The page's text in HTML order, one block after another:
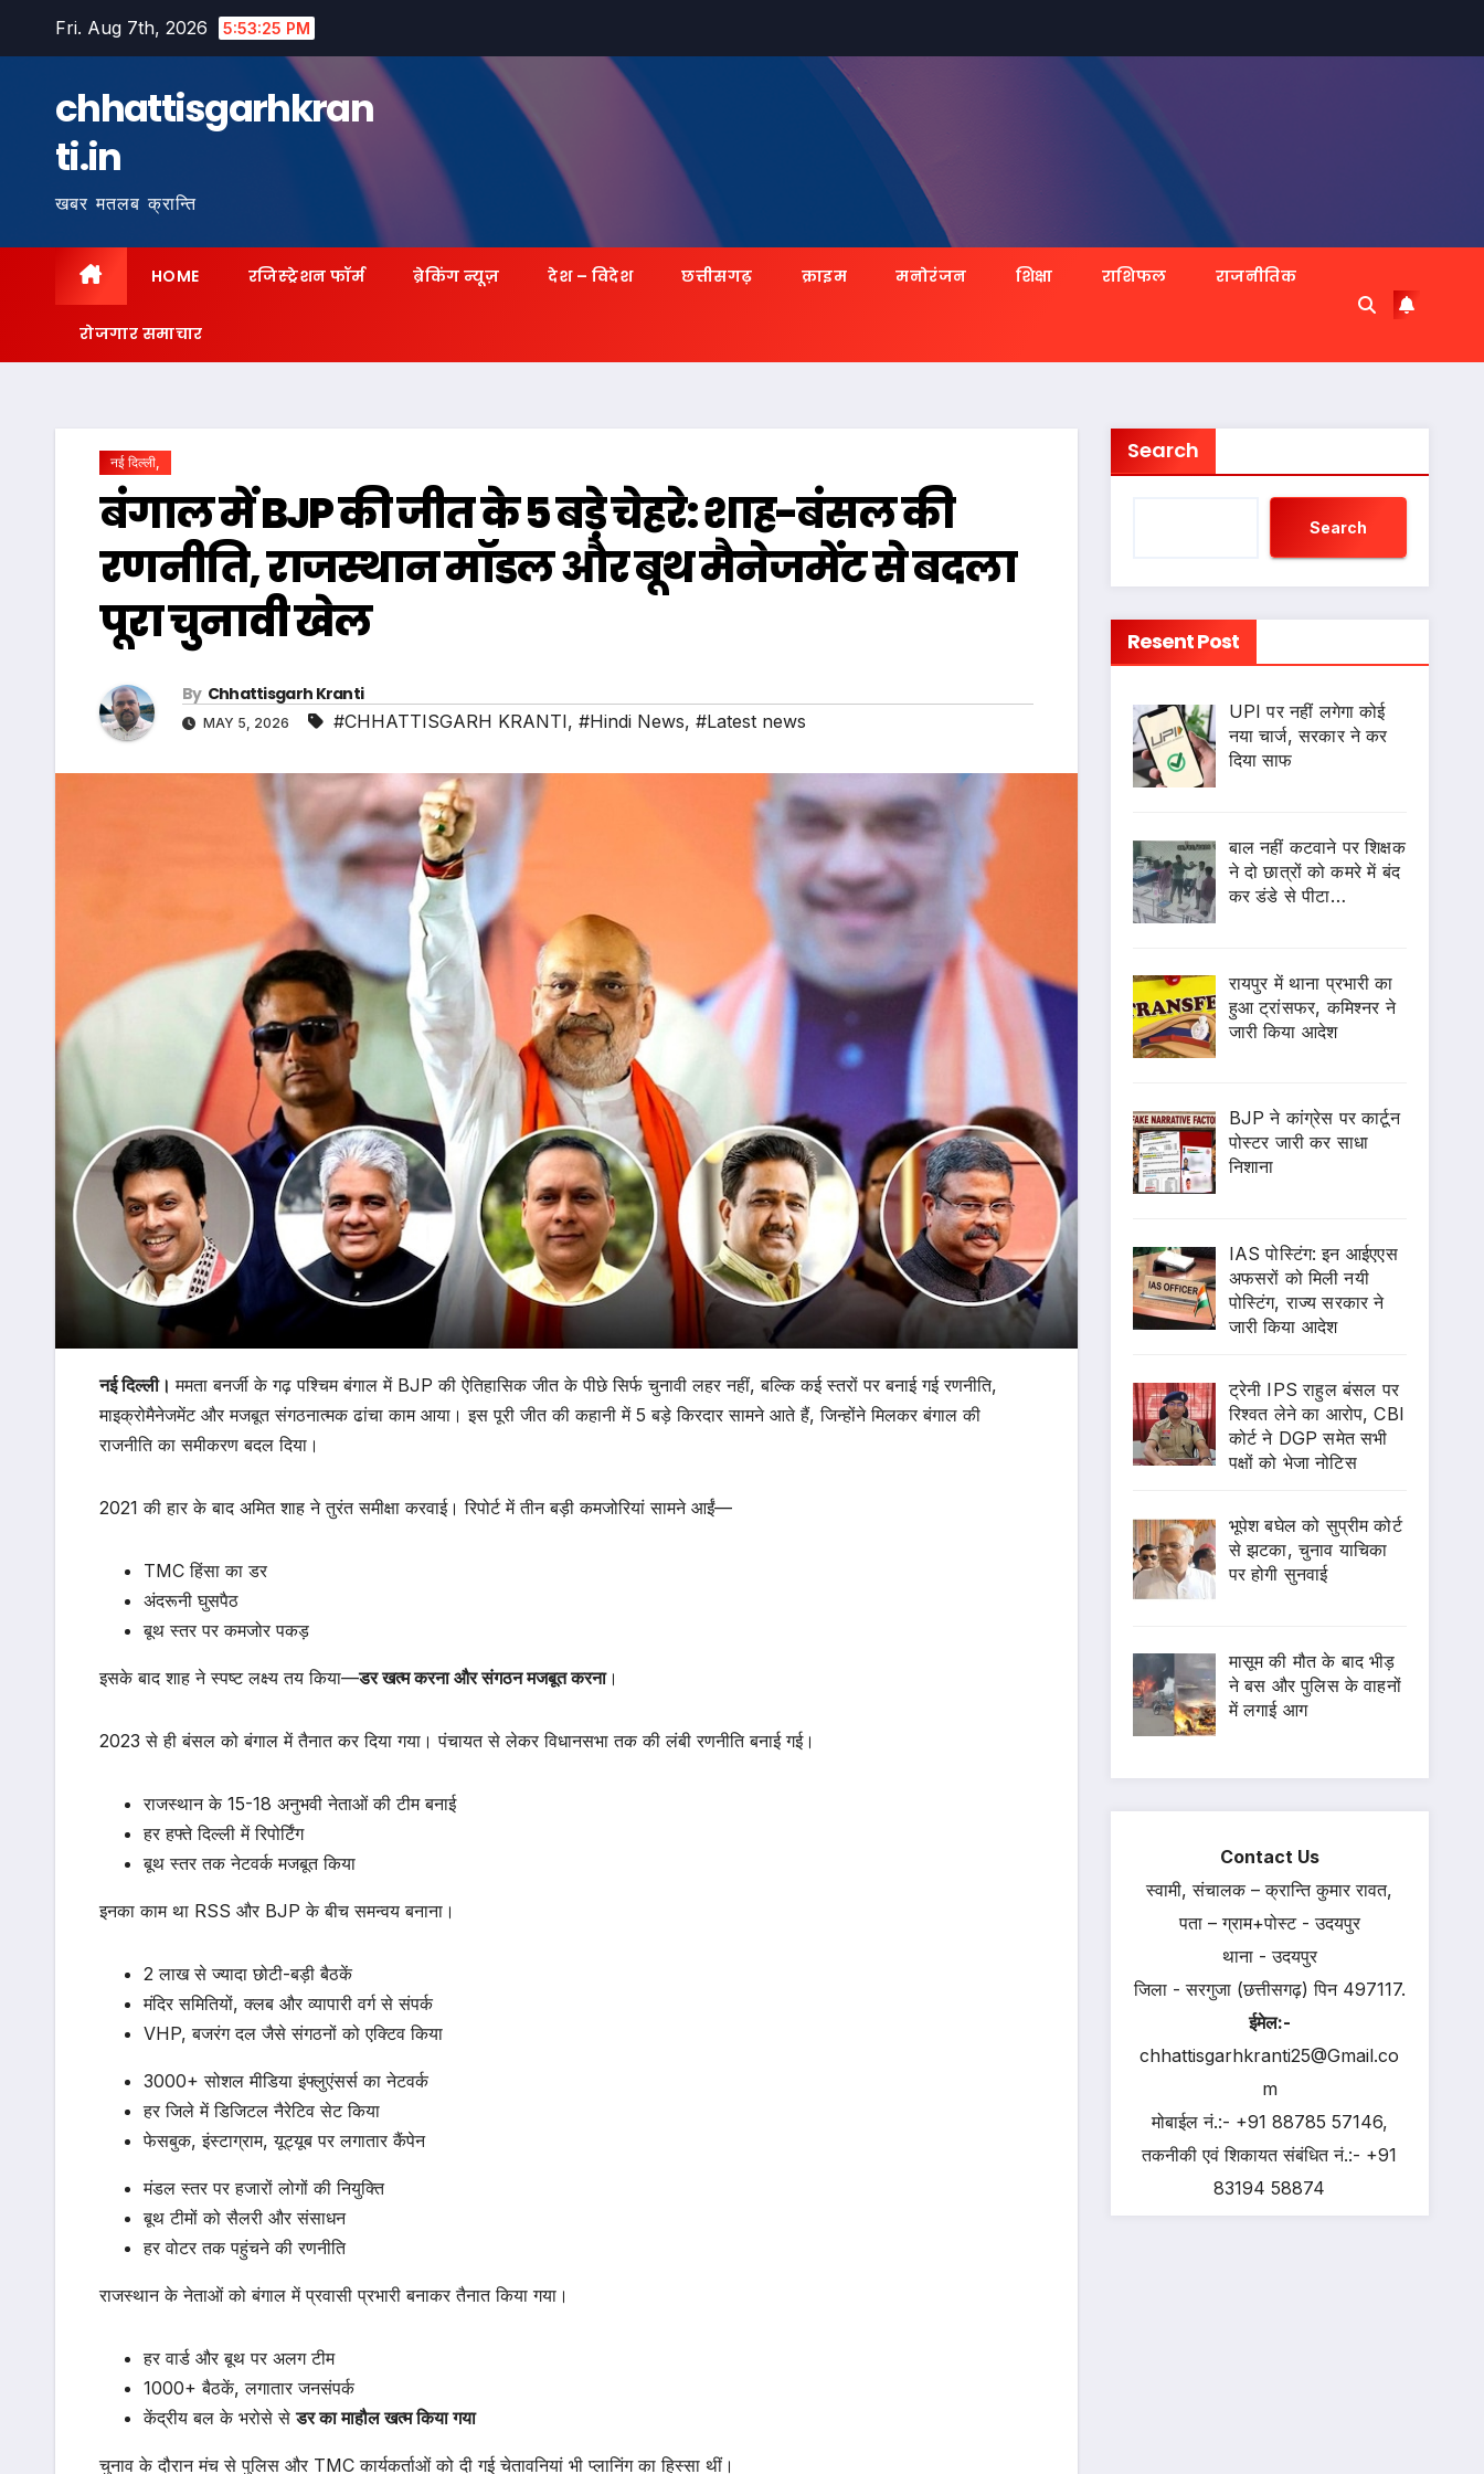
Fri. Aug 7th, 2026 5:53:26 PM
chhattisgarhkran
ti.in
खबर मतलब क्रान्ति
HOME रजिस्ट्रेशन फॉर्म ब्रेकिंग न्यूज़ देश – विदेश छत्तीसगढ़ क्राइम मनोरंजन शिक्षा राशिफल राजनीतिक
रोजगार समाचार
नई दिल्ली,
बंगाल में BJP की जीत के 5 बड़े चेहरे: शाह-बंसल की
रणनीति, राजस्थान मॉडल और बूथ मैनेजमेंट से बदला
पूरा चुनावी खेल
By Chhattisgarh Kranti
MAY 5, 2026 #CHHATTISGARH KRANTI, #Hindi News, #Latest news
नई दिल्ली।ममता बनर्जी के गढ़ पश्चिम बंगाल में BJP की ऐतिहासिक जीत के पीछे सिर्फ चुनावी लहर नहीं, बल्कि कई स्तरों पर बनाई गई रणनीति,
माइक्रोमैनेजमेंट और मजबूत संगठनात्मक ढांचा काम आया। इस पूरी जीत की कहानी में 5 बड़े किरदार सामने आते हैं, जिन्होंने मिलकर बंगाल की
राजनीति का समीकरण बदल दिया।
2021 की हार के बाद अमित शाह ने तुरंत समीक्षा करवाई। रिपोर्ट में तीन बड़ी कमजोरियां सामने आईं—
TMC हिंसा का डर
अंदरूनी घुसपैठ
बूथ स्तर पर कमजोर पकड़
इसके बाद शाह ने स्पष्ट लक्ष्य तय किया—डर खत्म करना और संगठन मजबूत करना।
2023 से ही बंसल को बंगाल में तैनात कर दिया गया। पंचायत से लेकर विधानसभा तक की लंबी रणनीति बनाई गई।
राजस्थान के 15-18 अनुभवी नेताओं की टीम बनाई
हर हफ्ते दिल्ली में रिपोर्टिंग
बूथ स्तर तक नेटवर्क मजबूत किया
इनका काम था RSS और BJP के बीच समन्वय बनाना।
2 लाख से ज्यादा छोटी-बड़ी बैठकें
मंदिर समितियों, क्लब और व्यापारी वर्ग से संपर्क
VHP, बजरंग दल जैसे संगठनों को एक्टिव किया
3000+ सोशल मीडिया इंफ्लुएंसर्स का नेटवर्क
हर जिले में डिजिटल नैरेटिव सेट किया
फेसबुक, इंस्टाग्राम, यूट्यूब पर लगातार कैंपेन
मंडल स्तर पर हजारों लोगों की नियुक्ति
बूथ टीमों को सैलरी और संसाधन
हर वोटर तक पहुंचने की रणनीति
राजस्थान के नेताओं को बंगाल में प्रवासी प्रभारी बनाकर तैनात किया गया।
हर वार्ड और बूथ पर अलग टीम
1000+ बैठकें, लगातार जनसंपर्क
केंद्रीय बल के भरोसे सेडर का माहौल खत्म किया गया
चुनाव के दौरान मंच से पुलिस और TMC कार्यकर्ताओं को दी गई चेतावनियां भी प्लानिंग का हिस्सा थीं।
Search
Search
Resent Post
UPI पर नहीं लगेगा कोई
नया चार्ज, सरकार ने कर
दिया साफ
बाल नहीं कटवाने पर शिक्षक
ने दो छात्रों को कमरे में बंद
कर डंडे से पीटा…
रायपुर में थाना प्रभारी का
हुआ ट्रांसफर, कमिश्नर ने
जारी किया आदेश
BJP ने कांग्रेस पर कार्टून
पोस्टर जारी कर साधा
निशाना
IAS पोस्टिंग: इन आईएएस
अफसरों को मिली नयी
पोस्टिंग, राज्य सरकार ने
जारी किया आदेश
ट्रेनी IPS राहुल बंसल पर
रिश्वत लेने का आरोप, CBI
कोर्ट ने DGP समेत सभी
पक्षों को भेजा नोटिस
भूपेश बघेल को सुप्रीम कोर्ट
से झटका, चुनाव याचिका
पर होगी सुनवाई
मासूम की मौत के बाद भीड़
ने बस और पुलिस के वाहनों
में लगाई आग
Contact Us
स्वामी, संचालक – क्रान्ति कुमार रावत,
पता – ग्राम+पोस्ट - उदयपुर
थाना - उदयपुर
जिला - सरगुजा (छत्तीसगढ़) पिन 497117.
ईमेल:-
chhattisgarhkranti25@Gmail.co
m
मोबाईल नं.:- +91 88785 57146,
तकनीकी एवं शिकायत संबंधित नं.:- +91
83194 58874